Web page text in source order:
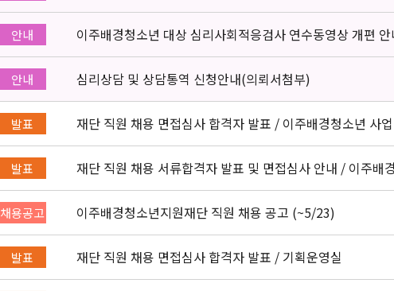
안내 이주배경청소년 대상 심리사회적응검사 연수동영상 개편 안
안내 심리상담 및 상담통역 신청안내(의뢰서첨부)
발표 재단 직원 채용 면접심사 합격자 발표 / 이주배경청소년 사
발표
재단 직원 채용 서류합격자 발표 및 면접심사 안내 / 이주배
정
채용공고 이주배경청소년지원재단 직원 채용 공고 (~5/23)
발표 재단 직원 채용 면접심사 합격자 발표 / 기획운영실